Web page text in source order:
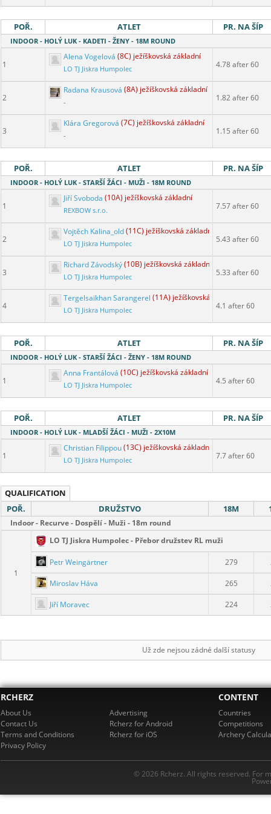
POŘ. ATLET PR. NA ŠÍP
INDOOR - HOLÝ LUK - KADETI - ŽENY - 18M ROUND
1
Alena Vogelová (8C) ježíškovská základní
LO TJ Jiskra Humpolec 4.78 after 60
2
Radana Krausová (8A) ježíškovská základní
- 1.82 after 60
3
Klára Gregorová (7C) ježíškovská základní
- 1.15 after 60
POŘ. ATLET PR. NA ŠÍP
INDOOR - HOLÝ LUK - STARŠÍ ŽÁCI - MUŽI - 18M ROUND
1
Jiří Svoboda (10A) ježíškovská základní
REXBOW s.r.o. 7.57 after 60
2
Vojtěch Kalina_old(11C) ježíškovská základní
LO TJ Jiskra Humpolec 5.43 after 60
3
Richard Závodský(10B) ježíškovská základní
LO TJ Jiskra Humpolec 5.33 after 60
4
Tergelsaikhan Sarangerel (11A) ježíškovská základní
LO TJ Jiskra Humpolec 4.1 after 60
POŘ. ATLET PR. NA ŠÍP
INDOOR - HOLÝ LUK - STARŠÍ ŽÁCI - ŽENY - 18M ROUND
1
Anna Frantálová (10C) ježíškovská základní
LO TJ Jiskra Humpolec 4.5 after 60
POŘ. ATLET PR. NA ŠÍP
INDOOR - HOLÝ LUK - MLADŠÍ ŽÁCI - MUŽI - 2X10M
1
Christian Filippou(13C) ježíškovská základní
LO TJ Jiskra Humpolec 7.7 after 60
QUALIFICATION
POŘ.
DRUŽSTVO 18M
Indoor - Recurve - Dospělí - Muži - 18m round
1
LO TJ Jiskra Humpolec - Přebor družstev RL muži
Petr Weingärtner 279
Miroslav Háva 265
Jiří Moravec 224
Už zde nejsou zádné další statusy
RCHERZ
About Us
Contact Us
Terms and Conditions
Privacy Policy
Advertising
Rcherz for Android
Rcherz for iOS
CONTENT
Countries
Competitions
Archery
© 2026 Rcherz. All rights reserved. For